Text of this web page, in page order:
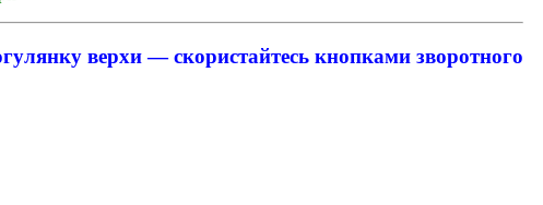
верхи — скористайтесь кнопками зворотного